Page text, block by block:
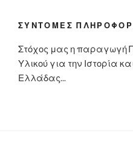
ΣΥΝΤΟΜΕΣ
Στόχος μας η παραγωγή
Υλικού για την Ιστορία
Ελλάδας...